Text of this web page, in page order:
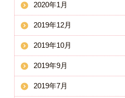
2020年1月
2019年12月
2019年10月
2019年9月
2019年7月